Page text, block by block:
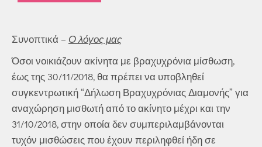
Συνοπτικά – Ο λόγος μας
Όσοι νοικιάζουν ακίνητα με βραχυχρόνια μίσθωση,
έως της 30/11/2018, θα πρέπει να υποβληθεί
συγκεντρωτική “Δήλωση Βραχυχρόνιας Διαμονής” για
αναχώρηση μισθωτή από το ακίνητο μέχρι και την
31/10/2018, στην οποία δεν συμπεριλαμβάνονται
τυχόν μισθώσεις που έχουν περιληφθεί ήδη σε